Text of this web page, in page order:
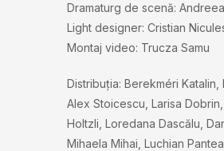
Dramaturg de scenă:
Light designer: Cristian
Montaj video: Trucza Samu
Distribuţia: Berekméri Katalin,
Alex Stoicescu, Larisa
Holtzli, Loredana Dascălu,
Mihaela Mihai, Luchian